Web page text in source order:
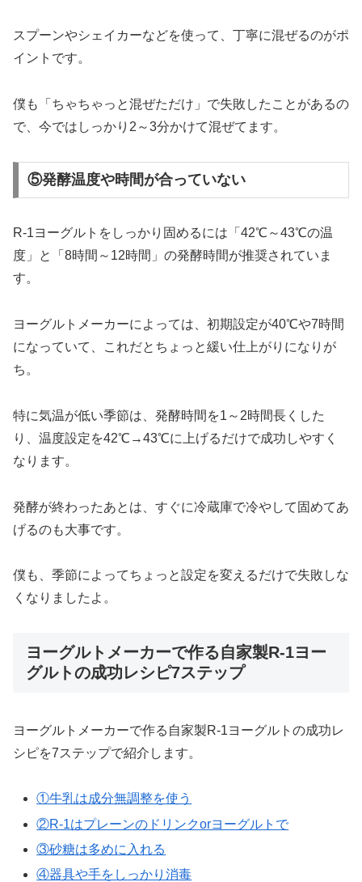
スプーンやシェイカーなどを使って、丁寧に混ぜるのがポ
イントです。
僕も「ちゃちゃっと混ぜただけ」で失敗したことがあるの
で、今ではしっかり2～3分かけて混ぜてます。
⑤発酵温度や時間が合っていない
R-1ヨーグルトをしっかり固めるには「42℃～43℃の温
度」と「8時間～12時間」の発酵時間が推奨されていま
す。
ヨーグルトメーカーによっては、初期設定が40℃や7時間
になっていて、これだとちょっと緩い仕上がりになりが
ち。
特に気温が低い季節は、発酵時間を1～2時間長くした
り、温度設定を42℃→43℃に上げるだけで成功しやすく
なります。
発酵が終わったあとは、すぐに冷蔵庫で冷やして固めてあ
げるのも大事です。
僕も、季節によってちょっと設定を変えるだけで失敗しな
くなりましたよ。
ヨーグルトメーカーで作る自家製R-1ヨー
グルトの成功レシピ7ステップ
ヨーグルトメーカーで作る自家製R-1ヨーグルトの成功レ
シピを7ステップで紹介します。
①牛乳は成分無調整を使う
②R-1はプレーンのドリンクorヨーグルトで
③砂糖は多めに入れる
④器具や手をしっかり消毒